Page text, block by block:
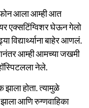
फोन आला आम्ही आत
एक्सटिंग्विशर घेऊन गेलो
बाहेर आणलं.
आम्ही आमच्या जखमी
नेले.
झाला होता. त्यामुळे
आणि रुग्णवाहिका